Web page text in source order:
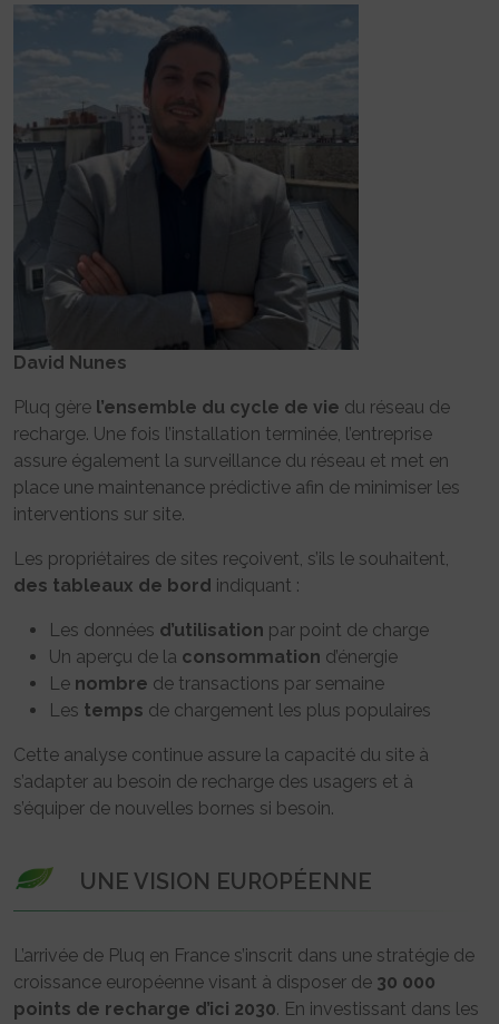
David Nunes
Pluq gère l’ensemble du cycle de vie du réseau de
recharge. Une fois l’installation terminée, l’entreprise
assure également la surveillance du réseau et met en
place une maintenance prédictive afin de minimiser les
interventions sur site.
Les propriétaires de sites reçoivent, s’ils le souhaitent,
des tableaux de bord indiquant :
Les données d’utilisation par point de charge
Un aperçu de la consommation d’énergie
Le nombre de transactions par semaine
Les temps de chargement les plus populaires
Cette analyse continue assure la capacité du site à
s’adapter au besoin de recharge des usagers et à
s’équiper de nouvelles bornes si besoin.
UNE VISION EUROPÉENNE
L’arrivée de Pluq en France s’inscrit dans une stratégie de
croissance européenne visant à disposer de 30 000
points de recharge d’ici 2030. En investissant dans les